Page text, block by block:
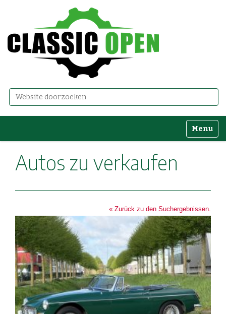
Zoek
Toggle
Autos zu verkaufen
« Zurück zu den Suchergebnissen.